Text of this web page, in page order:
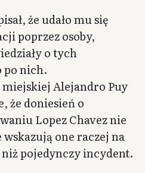
że udało mu się
poprzez osoby,
o tych
po nich.
Alejandro Puy
że doniesień o
Lopez Chavez nie
one raczej na
pojedynczy incydent.